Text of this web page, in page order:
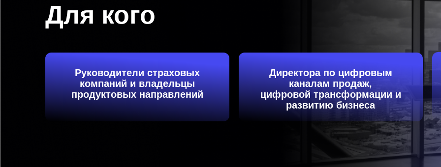
Директора по цифровым
каналам продаж,
цифровой трансформации и
развитию бизнеса
Руководители страховых
компаний и владельцы
продуктовых направлений
Для кого